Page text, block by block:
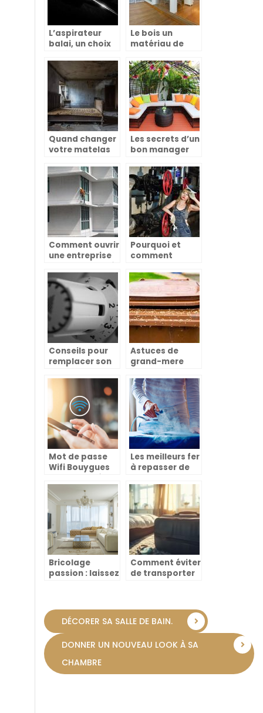
L’aspirateur
balai, un choix
Le bois un
matériau de
très bénéfique
Quand changer
votre matelas
qu’une question
de confort
Les secrets d’un
bon manager
de la
décoration et
de la maison
Comment ouvrir
une entreprise
domicile?
Pourquoi et
comment
chauffagiste
dépanneur ?
Conseils pour
remplacer son
Astuces de
grand-mere
les asticots
dans les
poubelles
Mot de passe
Wifi Bouygues
trouver ?
Les meilleurs fer
à repasser de
Bricolage
passion : laissez
et le jardin
Comment éviter
de transporter
DÉCORER SA SALLE DE BAIN.
DONNER UN NOUVEAU LOOK À SA
CHAMBRE